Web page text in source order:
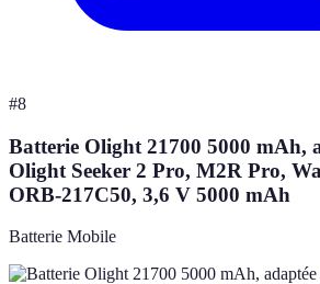
#8
Batterie Olight 21700 5000 mAh,
Olight Seeker 2 Pro, M2R Pro,
ORB-217C50, 3,6 V 5000 mAh
Batterie Mobile